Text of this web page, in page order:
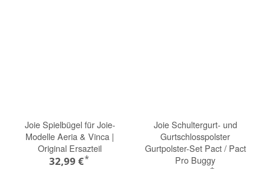
Joie Spielbügel für Joie-
Modelle Aeria & Vinca |
Original Ersazteil
32,99 €*
Joie Schultergurt- und
Gurtschlosspolster
Gurtpolster-Set Pact / Pact
Pro Buggy